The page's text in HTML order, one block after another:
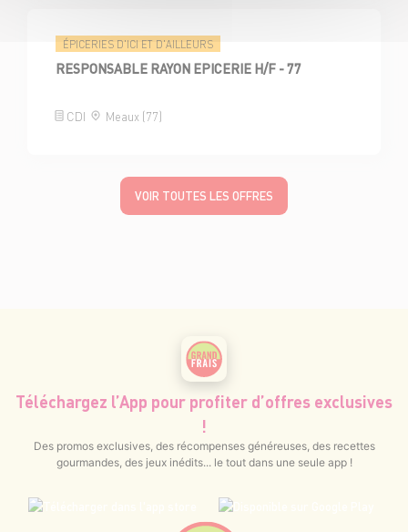
ÉPICERIES D'ICI ET D'AILLEURS
RESPONSABLE RAYON EPICERIE H/F - 77
CDI Meaux (77)
VOIR TOUTES LES OFFRES
Téléchargez l’App pour profiter d’offres exclusives
!
Des promos exclusives, des récompenses généreuses, des recettes
gourmandes, des jeux inédits... le tout dans une seule app !